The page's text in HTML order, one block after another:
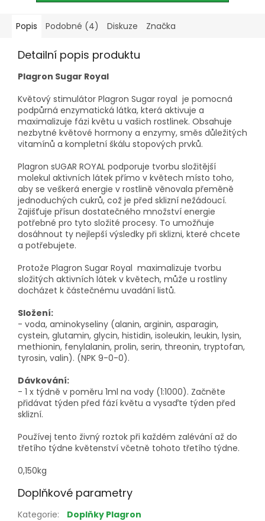
Popis Podobné (4) Diskuze Značka
Detailní popis produktu
Plagron Sugar Royal
Květový stimulátor Plagron Sugar royal je pomocná
podpůrná enzymatická látka, která aktivuje a
maximalizuje fázi květu u vašich rostlinek. Obsahuje
nezbytné květové hormony a enzymy, směs důležitých
vitamínů a kompletní škálu stopových prvků.
Plagron sUGAR ROYAL podporuje tvorbu složitější
molekul aktivních látek přímo v květech místo toho,
aby se veškerá energie v rostlině věnovala přeměně
jednoduchých cukrů, což je před sklizní nežádoucí.
Zajišťuje přísun dostatečného množství energie
potřebné pro tyto složité procesy. To umožňuje
dosáhnout ty nejlepší výsledky při sklizni, které chcete
a potřebujete.
Protože Plagron Sugar Royal maximalizuje tvorbu
složitých aktivních látek v květech, může u rostliny
docházet k částečnému uvadání listů.
Složení:
- voda, aminokyseliny (alanin, arginin, asparagin,
cystein, glutamin, glycin, histidin, isoleukin, leukin, lysin,
methionin, fenylalanin, prolin, serin, threonin, tryptofan,
tyrosin, valin). (NPK 9-0-0).
Dávkování:
- 1 x týdně v poměru 1ml na vody (1:1000). Začněte
přidávat týden před fází květu a vysaďte týden před
sklizní.
Používej tento živný roztok při každém zalévání až do
třetího týdne květenství včetně tohoto třetího týdne.
0,150kg
Doplňkové parametry
Kategorie:
Doplňky Plagron